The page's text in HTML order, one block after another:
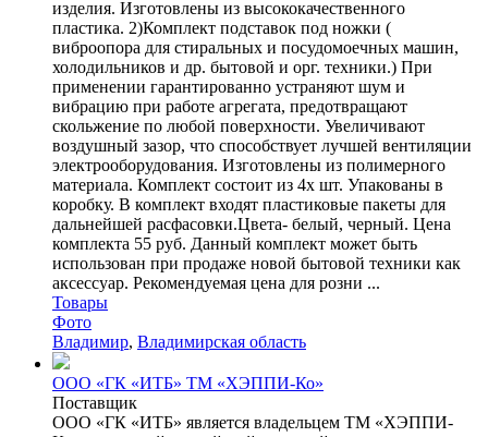
изделия. Изготовлены из высококачественного
пластика. 2)Комплект подставок под ножки (
виброопора для стиральных и посудомоечных машин,
холодильников и др. бытовой и орг. техники.) При
применении гарантированно устраняют шум и
вибрацию при работе агрегата, предотвращают
скольжение по любой поверхности. Увеличивают
воздушный зазор, что способствует лучшей вентиляции
электрооборудования. Изготовлены из полимерного
материала. Комплект состоит из 4х шт. Упакованы в
коробку. В комплект входят пластиковые пакеты для
дальнейшей расфасовки.Цвета- белый, черный. Цена
комплекта 55 руб. Данный комплект может быть
использован при продаже новой бытовой техники как
аксессуар. Рекомендуемая цена для розни ...
Товары
Фото
Владимир, Владимирская область
ООО «ГК «ИТБ» ТМ «ХЭППИ-Ко»
Поставщик
ООО «ГК «ИТБ» является владельцем ТМ «ХЭППИ-